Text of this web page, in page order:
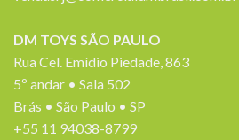
DM TOYS SÃO PAULO
Rua Cel. Emídio Piedade, 863
5º andar • Sala 502
Brás • São Paulo • SP
+55 11 94038-8799